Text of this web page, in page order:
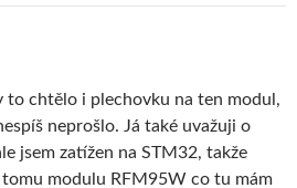
to chtělo i plechovku na ten modul,
neprošlo. Já také uvažuji o
jsem zatížen na STM32, takže
modulu RFM95W co tu mám